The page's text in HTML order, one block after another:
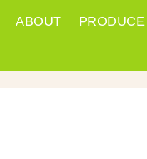
ABOUT PRODUCE